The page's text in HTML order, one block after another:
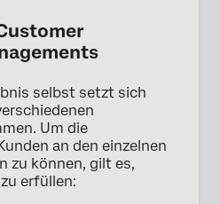
selbst setzt sich
Um die
an den einzelnen
zu können, gilt es,
erfüllen: